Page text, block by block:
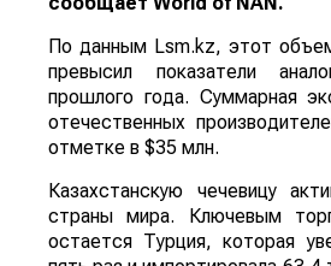
По данным Lsm.kz, этот
превысил показатели
прошлого года. Суммарная
отечественных
отметке в $35 млн.
Казахстанскую чечевицу
страны мира. Ключевым
остается Турция, которая